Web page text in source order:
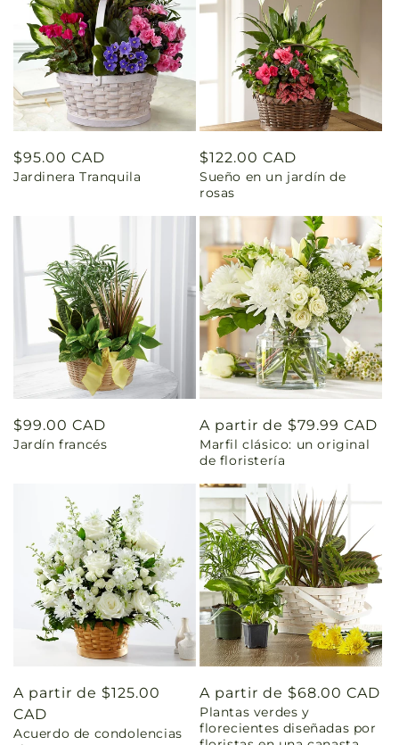
Precio
habitual
$95.00 CAD
Jardinera Tranquila
Precio
habitual
$122.00 CAD
Sueño en un jardín de
rosas
Precio
habitual
$99.00 CAD
Jardín francés
Precio
habitual
A partir de $79.99 CAD
Marfil clásico: un original
de floristería
Precio
habitual
A partir de $125.00
CAD
Acuerdo de condolencias
Precio
habitual
A partir de $68.00 CAD
Plantas verdes y
florecientes diseñadas por